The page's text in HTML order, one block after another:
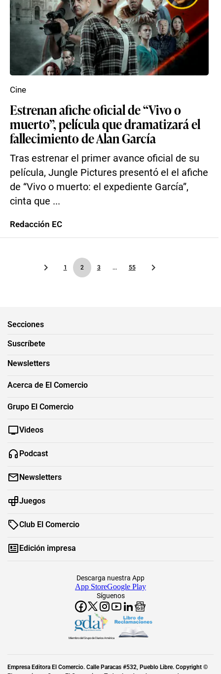
Estrenan afiche oficial de “Vivo o
muerto”, película que dramatizará el
fallecimiento de Alan García
Tras estrenar el primer avance oficial de su
película, Jungle Pictures presentó el el afiche
de “Vivo o muerto: el expediente García”,
cinta que ...
Cine
Redacción EC
1 2 3 ... 55
Secciones
Suscríbete
Newsletters
Acerca de El Comercio
Grupo El Comercio
Videos
Podcast
Newsletters
Juegos
Club El Comercio
Edición impresa
Síguenos
Descarga nuestra App
App StoreGoogle Play
Miembro del Grupo de Diarios América
Empresa Editora El Comercio. Calle Paracas #532, Pueblo Libre. Copyright ©